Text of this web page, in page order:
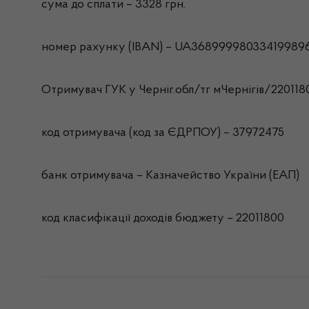
сума до сплати – 3328 грн.
номер рахунку (IBAN) –
Отримувач ГУК у Черніг.обл/тг мЧернiгiв/
код отримувача (код за ЄДРПОУ) – 37972475
банк отримувача – Казначейство України (ЕАП)
код класифікації доходів бюджету – 22011800